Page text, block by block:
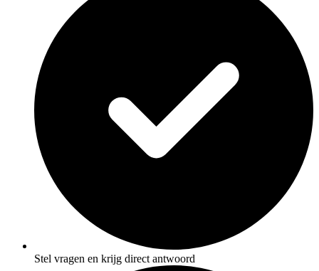
Stel vragen en krijg direct antwoord